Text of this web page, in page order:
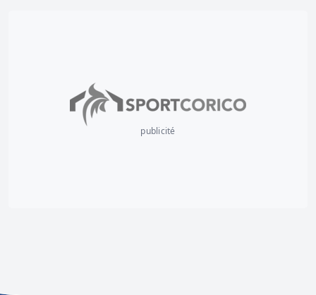
publicité